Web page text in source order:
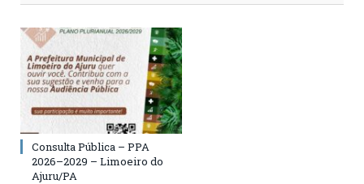
Consulta Pública – PPA
2026–2029 – Limoeiro do
Ajuru/PA